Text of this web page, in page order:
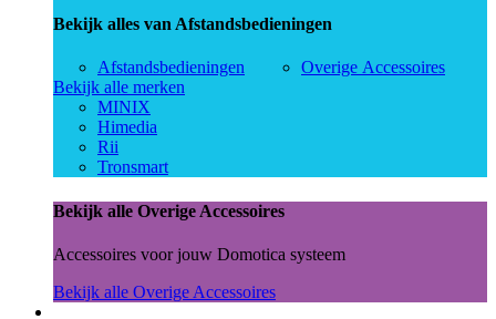
Bekijk alles van Afstandsbedieningen
Afstandsbedieningen
Overige Accessoires
Bekijk alle merken
MINIX
Himedia
Rii
Tronsmart
Bekijk alle Overige Accessoires
Accessoires voor jouw Domotica systeem
Bekijk alle Overige Accessoires